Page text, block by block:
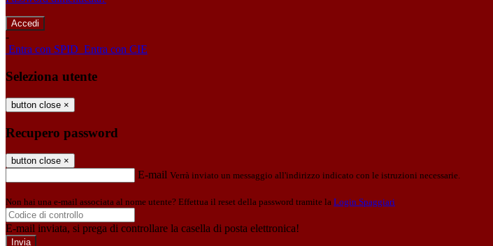
-
Entra con SPID Entra con CIE
Seleziona utente
button close ×
Recupero password
button close ×
E-mail Verrà inviato un messaggio all'indirizzo indicato con le istruzioni necessarie.
Non hai una e-mail associata al nome utente? Effettua il reset della password tramite la Login Spaggiari
E-mail inviata, si prega di controllare la casella di posta elettronica!